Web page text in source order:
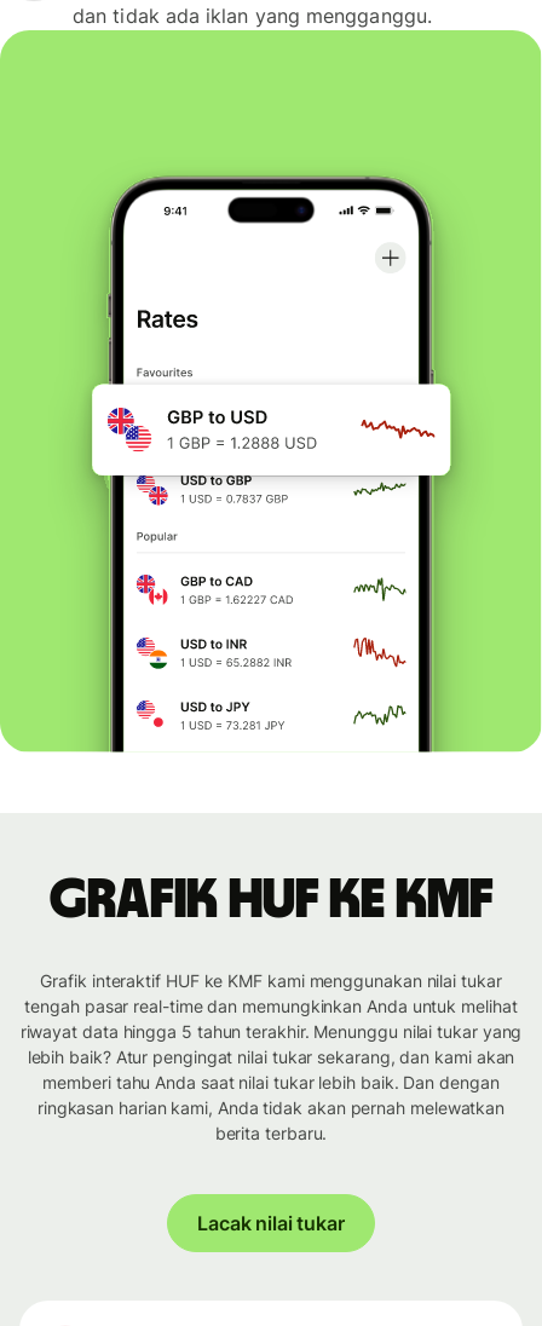
dan tidak ada iklan yang mengganggu.
Grafik HUF ke KMF
Grafik interaktif HUF ke KMF kami menggunakan nilai tukar
tengah pasar real-time dan memungkinkan Anda untuk melihat
riwayat data hingga 5 tahun terakhir. Menunggu nilai tukar yang
lebih baik? Atur pengingat nilai tukar sekarang, dan kami akan
memberi tahu Anda saat nilai tukar lebih baik. Dan dengan
ringkasan harian kami, Anda tidak akan pernah melewatkan
berita terbaru.
Lacak nilai tukar